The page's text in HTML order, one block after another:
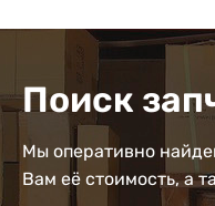
Поиск
Мы оперативно
Вам её стоимость, а